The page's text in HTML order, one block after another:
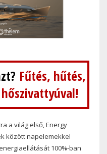
Fűtés, hűtés,
a világ első, Energy
között napelemekkel
100%-ban